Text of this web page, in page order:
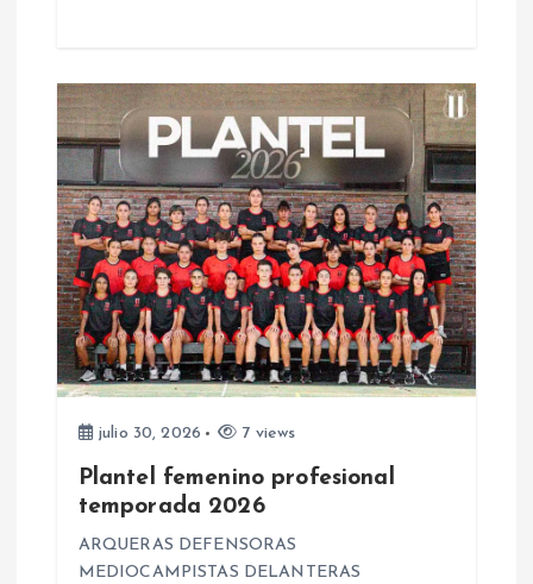
d
a
s
julio 30, 2026 7 views
Plantel femenino profesional
temporada 2026
ARQUERAS DEFENSORAS
MEDIOCAMPISTAS DELANTERAS